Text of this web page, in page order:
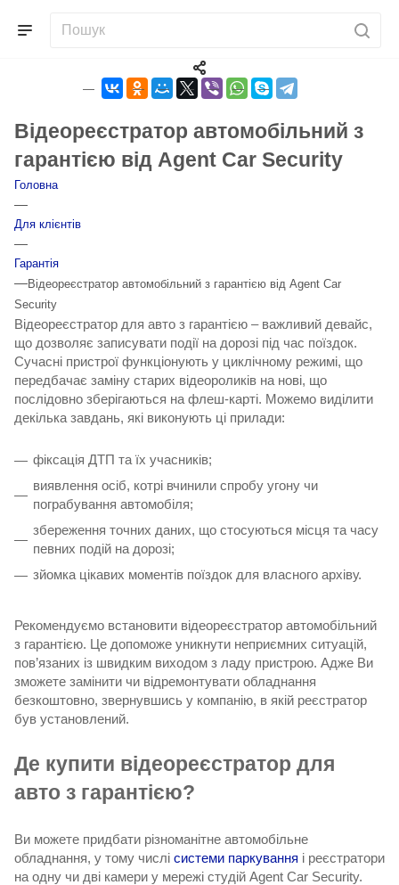
Відеореєстратор автомобільний з
гарантією від Agent Car Security
Головна
—
Для клієнтів
—
Гарантія
—Відеореєстратор автомобільний з гарантією від Agent Car
Security
Відеореєстратор для авто з гарантією – важливий девайс,
що дозволяє записувати події на дорозі під час поїздок.
Сучасні пристрої функціонують у циклічному режимі, що
передбачає заміну старих відеороликів на нові, що
послідовно зберігаються на флеш-карті. Можемо виділити
декілька завдань, які виконують ці прилади:
фіксація ДТП та їх учасників;
виявлення осіб, котрі вчинили спробу угону чи
пограбування автомобіля;
збереження точних даних, що стосуються місця та часу
певних подій на дорозі;
зйомка цікавих моментів поїздок для власного архіву.
Рекомендуємо встановити відеореєстратор автомобільний
з гарантією. Це допоможе уникнути неприємних ситуацій,
пов’язаних із швидким виходом з ладу пристрою. Адже Ви
зможете замінити чи відремонтувати обладнання
безкоштовно, звернувшись у компанію, в якій реєстратор
був установлений.
Де купити відеореєстратор для
авто з гарантією?
Ви можете придбати різноманітне автомобільне
обладнання, у тому числі системи паркування і реєстратори
на одну чи дві камери у мережі студій Agent Car Security.